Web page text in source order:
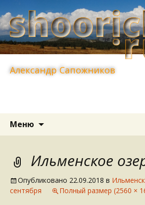
Александр Сапожников
Меню
Ильменское
Опубликовано 22.09.2018 в
сентября
Полный размер (2560 ×